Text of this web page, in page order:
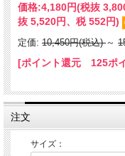
価格:4,180円(税抜
抜 5,520円、税 552円)
定価: 10,450円(税込)～
[ポイント還元 125ポ
注文
サイズ：